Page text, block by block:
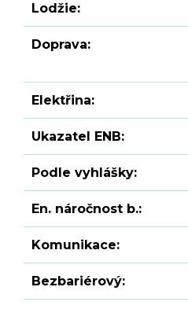
Lodžie:
Doprava:
Elektřina:
Ukazatel ENB:
Podle vyhlášky:
En. náročnost b.:
Komunikace:
Bezbariérový: